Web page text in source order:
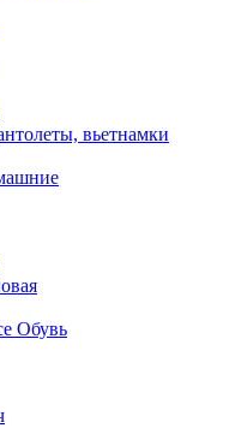
вьетнамки
Обувь